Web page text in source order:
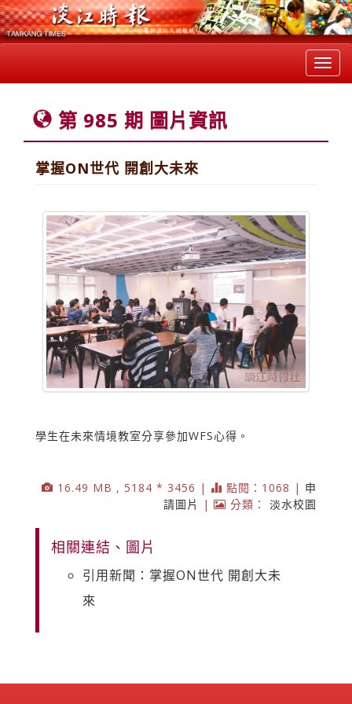
第 985 期 圖片資訊
掌握ON世代 開創大未來
學生在未來情境教室分享參加WFS心得。
16.49 MB , 5184 * 3456 | 點閱：1068 | 申
請圖片
| 分類： 淡水校園
相關連結、圖片
引用新聞：掌握ON世代 開創大未
來